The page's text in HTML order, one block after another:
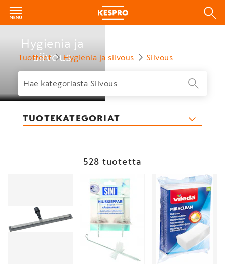
Hygienia ja
siivous
Tuotteet Hygienia ja siivous Siivous
TUOTEKATEGORIAT
528 tuotetta